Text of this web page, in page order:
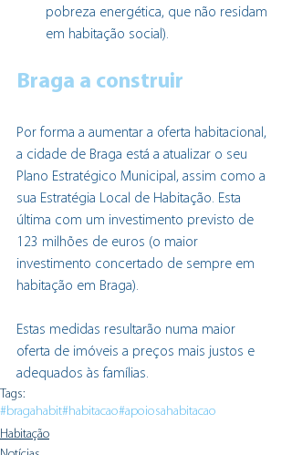
pobreza energética, que não residam
em habitação social).
Braga a construir
Por forma a aumentar a oferta habitacional,
a cidade de Braga está a atualizar o seu
Plano Estratégico Municipal, assim como a
sua Estratégia Local de Habitação. Esta
última com um investimento previsto de
123 milhões de euros (o maior
investimento concertado de sempre em
habitação em Braga).
Estas medidas resultarão numa maior
oferta de imóveis a preços mais justos e
adequados às famílias.
Tags:
#bragahabit#habitacao#apoiosahabitacao
Habitação